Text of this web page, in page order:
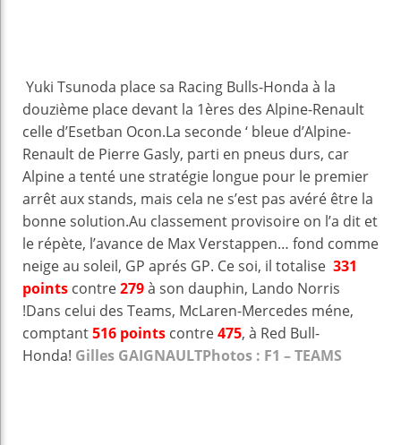
Yuki Tsunoda place sa Racing Bulls-Honda à la
douzième place devant la 1ères des Alpine-Renault
celle d’Esetban Ocon.La seconde ‘ bleue d’Alpine-
Renault de Pierre Gasly, parti en pneus durs, car
Alpine a tenté une stratégie longue pour le premier
arrêt aux stands, mais cela ne s’est pas avéré être la
bonne solution.Au classement provisoire on l’a dit et
le répète, l’avance de Max Verstappen… fond comme
neige au soleil, GP aprés GP. Ce soi, il totalise 331
points contre279à son dauphin, Lando Norris
!Dans celui des Teams, McLaren-Mercedes méne,
comptant516 points contre475, à Red Bull-
Honda! Gilles GAIGNAULTPhotos : F1 – TEAMS